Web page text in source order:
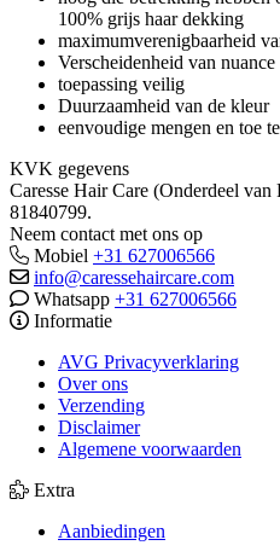
100% grijs haar dekking
maximumverenigbaarheid
Verscheidenheid van nuance
toepassing veilig
Duurzaamheid van de kleur
eenvoudige mengen en toe
KVK gegevens
Caresse Hair Care (Onderdeel
81840799.
Neem contact met ons op
Mobiel +31 627006566
info@caressehaircare.com
Whatsapp +31 627006566
Informatie
AVG Privacyverklaring
Over ons
Verzending
Disclaimer
Algemene voorwaarden
Extra
Aanbiedingen